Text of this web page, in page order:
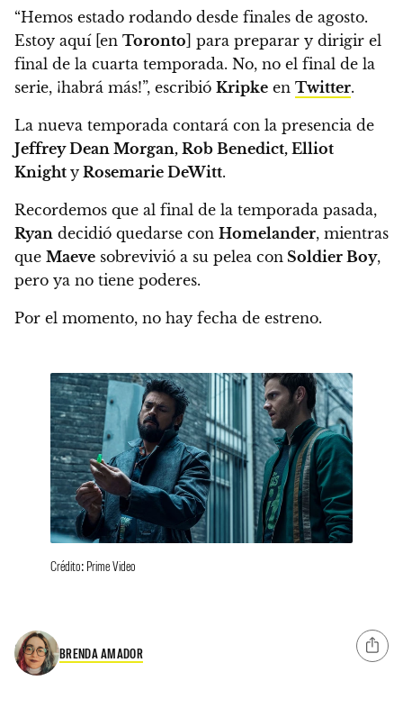
“Hemos estado rodando desde finales de agosto.
Estoy aquí [en Toronto ] para preparar y dirigir el
final de la cuarta temporada. No, no el final de la
serie, ¡habrá más!”, escribió Kripke en Twitter.
La nueva temporada contará con la presencia de
Jeffrey Dean Morgan, Rob Benedict, Elliot
Knight y Rosemarie DeWitt.
Recordemos que al final de la temporada pasada,
Ryan decidió quedarse con Homelander, mientras
que Maeve sobrevivió a su pelea con Soldier Boy,
pero ya no tiene poderes.
Por el momento, no hay fecha de estreno.
Crédito: Prime Video
BRENDA AMADOR